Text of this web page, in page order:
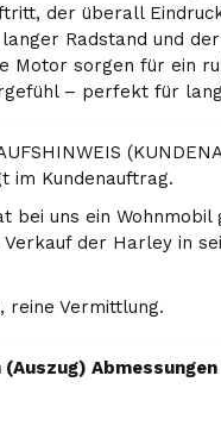
der überall
Radstand und der
Motor sorgen für ein
– perfekt für
im Kundenauftrag.
bei uns ein Wohnmobil
der Harley in
reine Vermittlung.
Abmessungen